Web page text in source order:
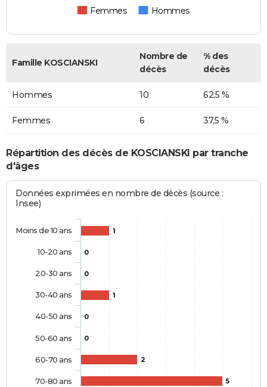
Femmes Hommes
Famille KOSCIANSKI
Nombre de
décès
% des
décès
Hommes 10 62,5 %
Femmes 6 37,5 %
Répartition des décès de KOSCIANSKI par tranche
d'âges
Données exprimées en nombre de décès (source :
Insee)
1
0
0
1
0
0
2
5
Moins de 10 ans
10-20 ans
20-30 ans
30-40 ans
40-50 ans
50-60 ans
60-70 ans
70-80 ans